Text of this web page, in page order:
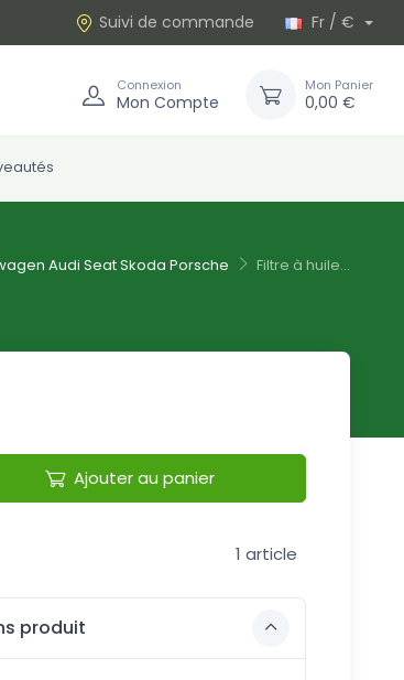
Suivi de commande Fr / €
Connexion
Mon Compte
Mon Panier
0,00 €
Audi Seat Skoda Porsche Filtre à huile...
Ajouter au panier
1 article
produit